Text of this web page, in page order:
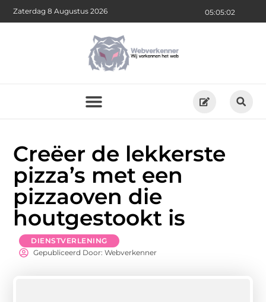
05:05:03
Zaterdag 8 Augustus 2026
Creëer de lekkerste
pizza’s met een
pizzaoven die
houtgestookt is
DIENSTVERLENING
Gepubliceerd Door: Webverkenner